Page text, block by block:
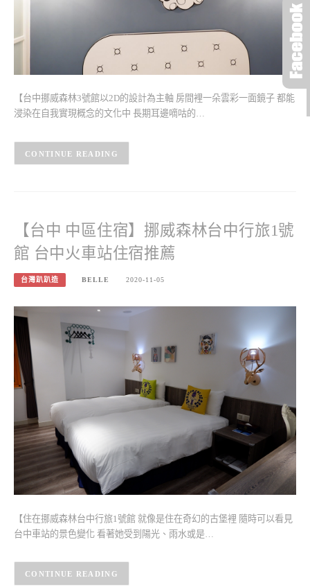
【台中挪威森林3號館以2D的設計為主軸 房間裡一朵雲彩一面鏡子 都能
浸染在自我實現概念的文化中 長期耳邊嘀咕的…
CONTINUE READING
【台中 中區住宿】挪威森林台中行旅1號
館 台中火車站住宿推薦
台灣趴趴造 BELLE 2020-11-05
【住在挪威森林台中行旅1號館 就像是住在奇幻的古堡裡 隨時可以看見
台中車站的景色變化 看著她受到陽光、雨水或是…
CONTINUE READING